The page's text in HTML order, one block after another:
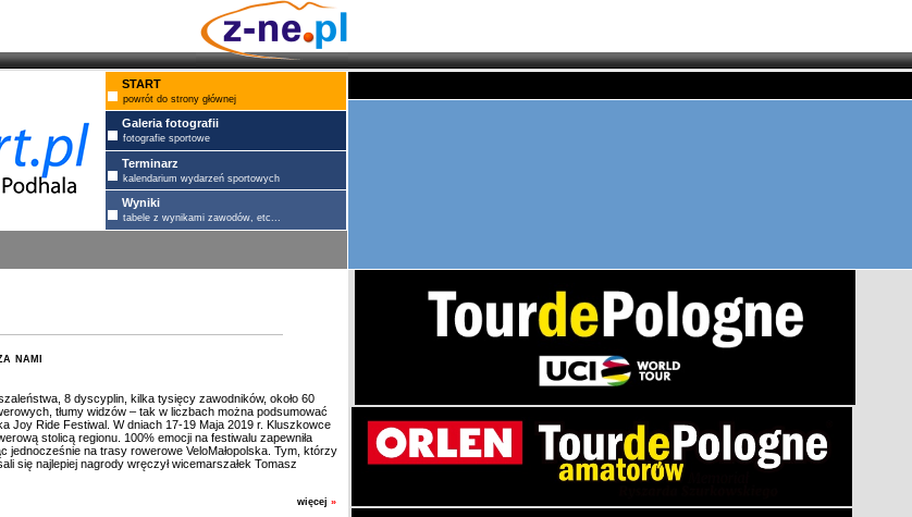
START
powrót do strony głównej
Galeria fotografii
fotografie sportowe
Terminarz
kalendarium wydarzeń sportowych
Wyniki
tabele z wynikami zawodów, etc...
nami
8 dyscyplin, kilka tysięcy zawodników, około 60
tłumy widzów – tak w liczbach można podsumować
Joy Ride Festiwal. W dniach 17-19 Maja 2019 r. Kluszkowce
stolicą regionu. 100% emocji na festiwalu zapewniła
jednocześnie na trasy rowerowe VeloMałopolska. Tym, którzy
się najlepiej nagrody wręczył wicemarszałek Tomasz
więcej »